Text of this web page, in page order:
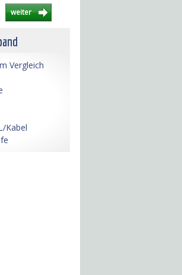
weiter
Vergleich
Kabel